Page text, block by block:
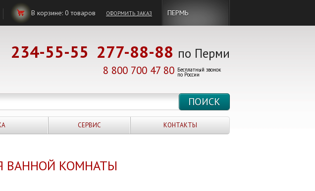
В корзине: 0товаров ОФОРМИТЬ ЗАКАЗ ПЕРМЬ
234-55-55 277-88-88 по Перми
8 800 700 47 80 Бесплатный звонок
по России
СЕРВИС КОНТАКТЫ
ВАННОЙ КОМНАТЫ